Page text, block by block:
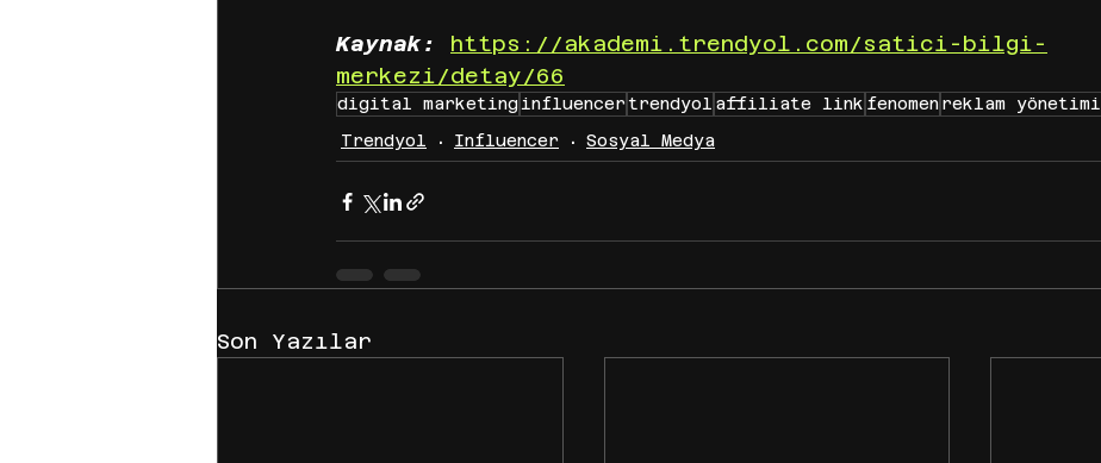
Kaynak: https://akademi.trendyol.com/satici-bilgi-
merkezi/detay/66
digital marketinginfluencertrendyol affiliate link fenomenreklam yönetimi
Trendyol
Influencer Sosyal Medya
Son Yazılar